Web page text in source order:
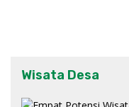
Wisata Desa